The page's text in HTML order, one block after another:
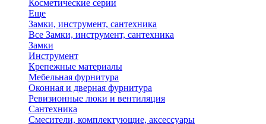
Косметические серии
Еще
Замки, инструмент, сантехника
Все Замки, инструмент, сантехника
Замки
Инструмент
Крепежные материалы
Мебельная фурнитура
Оконная и дверная фурнитура
Ревизионные люки и вентиляция
Сантехника
Смесители, комплектующие, аксессуары